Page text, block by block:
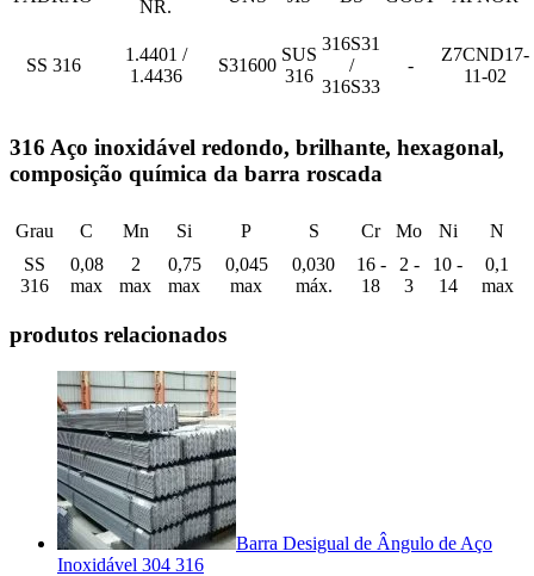
NR.
SS 316
1.4401 /
1.4436
S31600
SUS
316
316S31
/
316S33
-
Z7CND17‐
11‐02
316 Aço inoxidável redondo, brilhante, hexagonal,
composição química da barra roscada
Grau C Mn Si P S Cr Mo Ni
N
SS
316
0,08
max
2
max
0,75
max
0,045
max
0,030
máx.
16 -
18
2 -
3
10 -
14
0,1
max
produtos relacionados
Barra Desigual de Ângulo de Aço
Inoxidável 304 316